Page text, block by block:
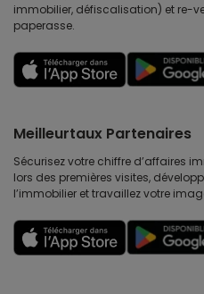
immobilier, défiscalisation) et re-
paperasse.
Meilleurtaux Partenaires
Sécurisez votre chiffre d’affaires
lors des premières visites,
l’immobilier et travaillez votre